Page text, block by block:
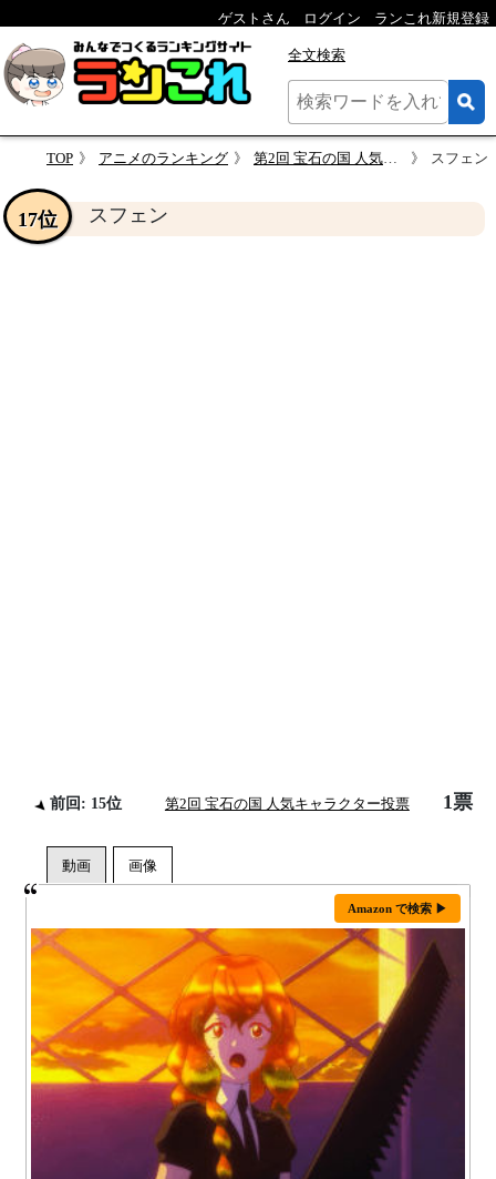
ゲストさん ログイン ランこれ新規登録
全文検索
TOP アニメのランキング 第2回 宝石の国 人気キャラクター投票 スフェン
スフェン
17位
前回: 15位 第2回 宝石の国 人気キャラクター投票 1票
Amazon で検索 ▶